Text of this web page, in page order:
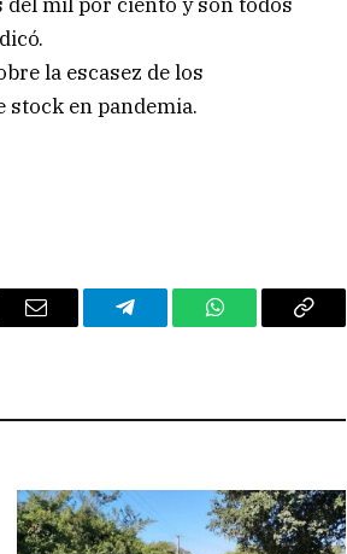
la escasez de los
stock en pandemia.
Email Telegram WhatsAppCopy